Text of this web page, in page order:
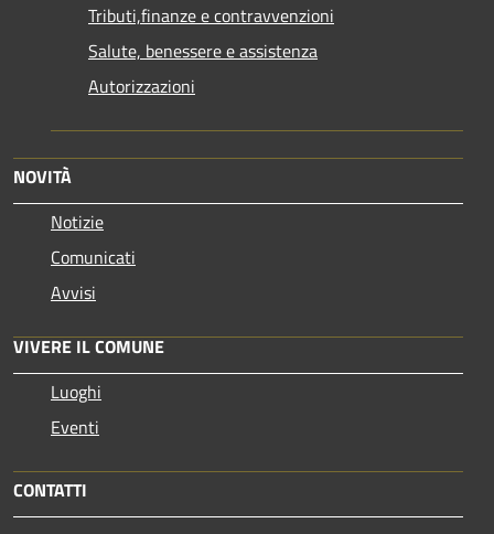
Tributi,finanze e contravvenzioni
Salute, benessere e assistenza
Autorizzazioni
NOVITÀ
Notizie
Comunicati
Avvisi
VIVERE IL COMUNE
Luoghi
Eventi
CONTATTI